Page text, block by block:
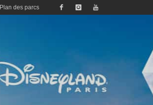
Plan des parcs